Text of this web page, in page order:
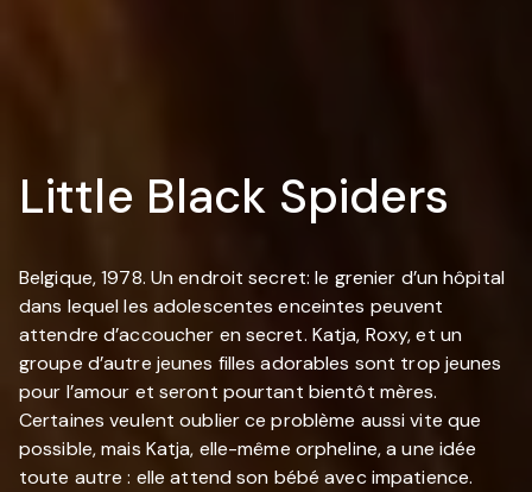
Little Black Spiders
Belgique, 1978. Un endroit secret: le grenier d’un hôpital
dans lequel les adolescentes enceintes peuvent
attendre d’accoucher en secret. Katja, Roxy, et un
groupe d’autre jeunes filles adorables sont trop jeunes
pour l’amour et seront pourtant bientôt mères.
Certaines veulent oublier ce problème aussi vite que
possible, mais Katja, elle-même orpheline, a une idée
toute autre : elle attend son bébé avec impatience.